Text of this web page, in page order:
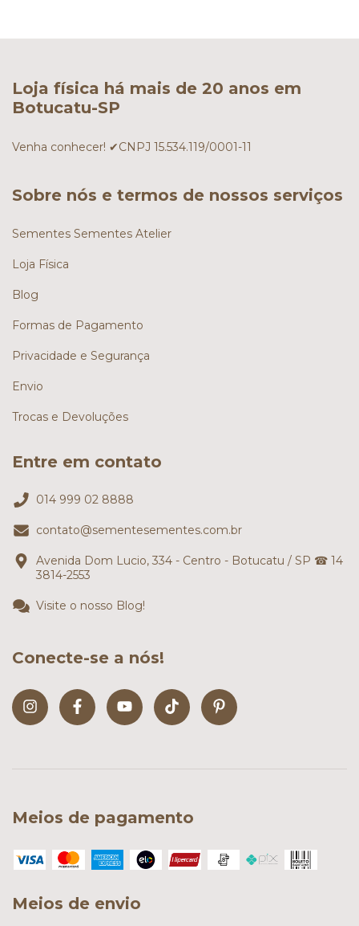
Loja física há mais de 20 anos em
Botucatu-SP
Venha conhecer! ✔CNPJ 15.534.119/0001-11
Sobre nós e termos de nossos serviços
Sementes Sementes Atelier
Loja Física
Blog
Formas de Pagamento
Privacidade e Segurança
Envio
Trocas e Devoluções
Entre em contato
014 999 02 8888
contato@sementesementes.com.br
Avenida Dom Lucio, 334 - Centro - Botucatu / SP ☎ 14
3814-2553
Visite o nosso Blog!
Conecte-se a nós!
Meios de pagamento
Meios de envio